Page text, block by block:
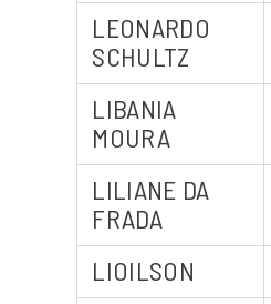
LEONARDO
SCHULTZ
LIBANIA
MOURA
LILIANE DA
FRADA
LIOILSON